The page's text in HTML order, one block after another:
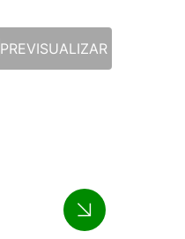
PREVISUALIZAR